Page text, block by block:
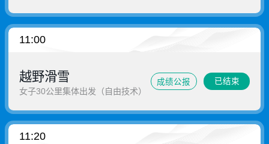
11:00
越野滑雪
女子30公里集体出发（自由技术）
成绩公报 已结束
11:20